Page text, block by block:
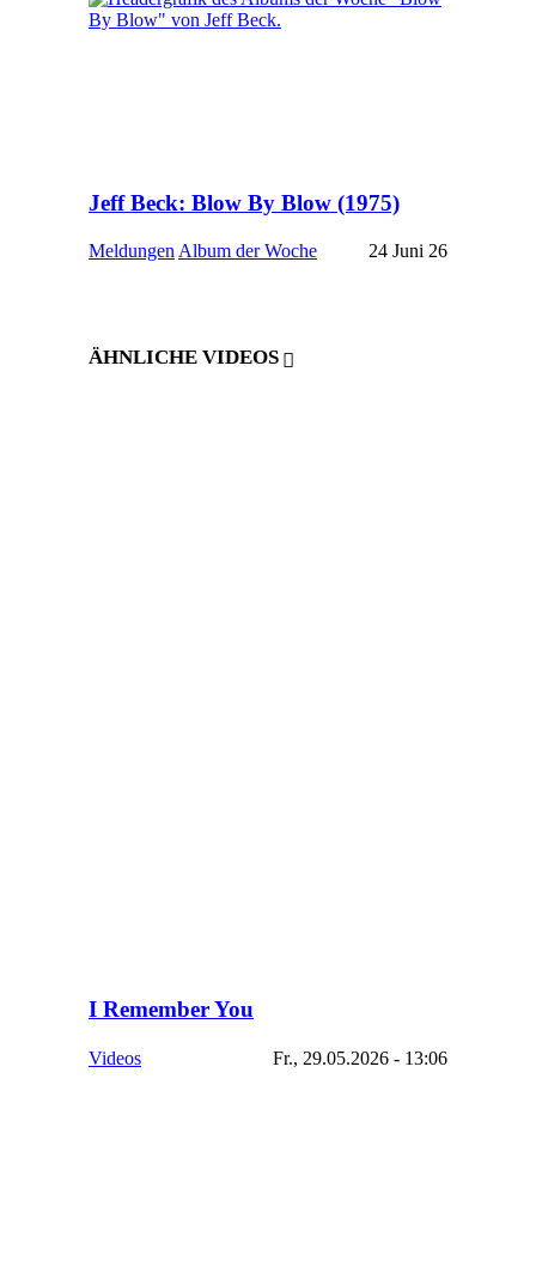
Jeff Beck: Blow By Blow (1975)
Meldungen Album der Woche 24 Juni 26
ÄHNLICHE VIDEOS
I Remember You
Videos Fr., 29.05.2026 - 13:06